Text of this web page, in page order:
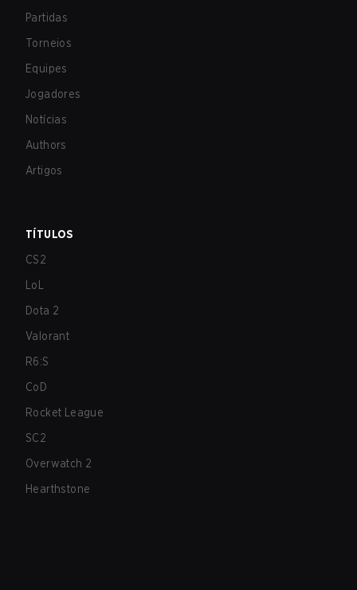
Partidas
Torneios
Equipes
Jogadores
Notícias
Authors
Artigos
TÍTULOS
CS2
LoL
Dota 2
Valorant
R6:S
CoD
Rocket League
SC2
Overwatch 2
Hearthstone